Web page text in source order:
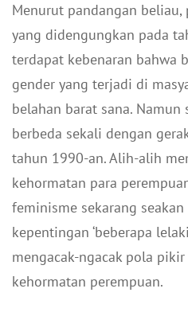
Menurut pandangan
yang didengungkan pada
terdapat kebenaran bahwa
gender yang terjadi di
belahan barat sana.
berbeda sekali dengan
tahun 1990-an. Alih-alih
kehormatan para
feminisme sekarang
kepentingan ‘beberapa
mengacak-ngacak pola
kehormatan perempuan.